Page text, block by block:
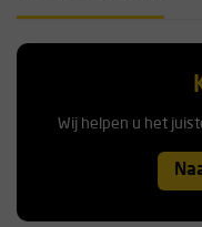
Wij helpen u het